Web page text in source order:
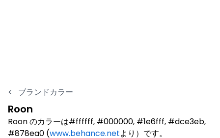
< ブランドカラー
Roon
Roon のカラーは#ffffff, #000000, #1e6fff, #dce3eb,
#878ea0 (www.behance.netより）です。